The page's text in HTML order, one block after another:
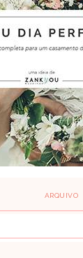
ARQUIVO